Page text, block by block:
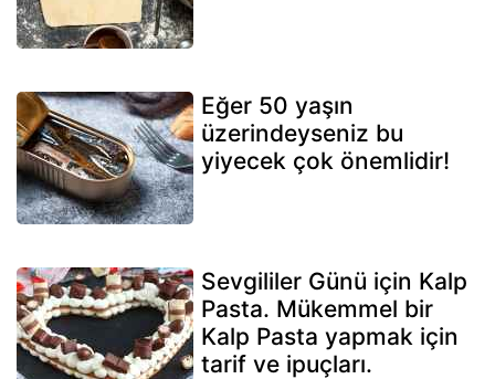
Eğer 50 yaşın
üzerindeyseniz bu
yiyecek çok önemlidir!
Sevgililer Günü için Kalp
Pasta. Mükemmel bir
Kalp Pasta yapmak için
tarif ve ipuçları.